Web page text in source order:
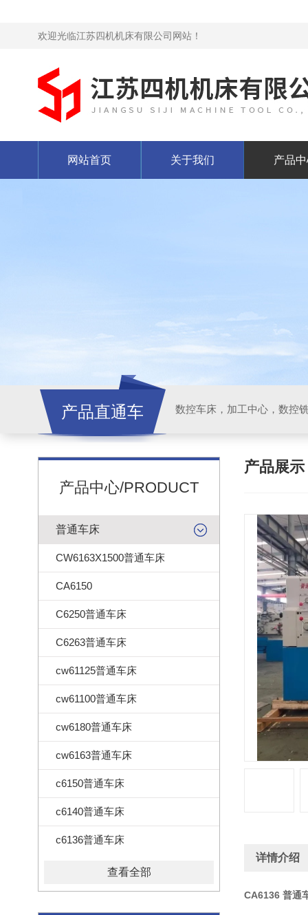
欢迎光临江苏四机机床有限公司网站！
网站首页 关于我们 产品
产品直通车
产品中心/PRODUCT
普通车床
CW6163X1500普通车床
CA6150
C6250普通车床
C6263普通车床
cw61125普通车床
cw61100普通车床
cw6180普通车床
cw6163普通车床
c6150普通车床
c6140普通车床
c6136普通车床
查看全部
产品展示
详情介绍
CA6136 普通